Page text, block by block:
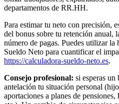
departamentos de RR.HH.
Para estimar tu neto con precisión,
del bonus sobre tu retención anual,
número de pagas. Puedes utilizar
Sueldo Neto para cuantificar el
https://calculadora-sueldo-neto.es.
Consejo profesional: si esperas un
antelación tu situación personal
aportaciones a planes de